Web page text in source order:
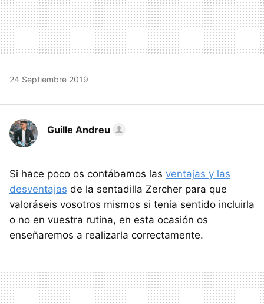
24 Septiembre 2019
Guille Andreu
Si hace poco os contábamos las ventajas y las
desventajas de la sentadilla Zercher para que
valoráseis vosotros mismos si tenía sentido incluirla
o no en vuestra rutina, en esta ocasión os
enseñaremos a realizarla correctamente.